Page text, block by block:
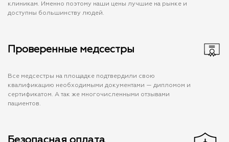
клиникам. Именно поэтому наши цены лучшие на рынке и
доступны большинству людей.
Проверенные медсестры
Все медсестры на площадке подтвердили свою
квалификацию необходимыми документами — дипломом и
сертификатом. А так же многочисленными отзывами
пациентов.